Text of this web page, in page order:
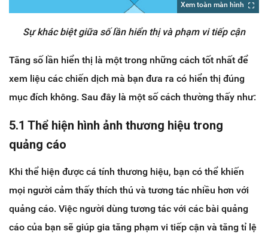
Xem toàn màn hình
Sự khác biệt giữa số lần hiển thị và phạm vi tiếp cận
Tăng số lần hiển thị là một trong những cách tốt nhất để
xem liệu các chiến dịch mà bạn đưa ra có hiển thị đúng
mục đích không. Sau đây là một số cách thường thấy như:
5.1 Thể hiện hình ảnh thương hiệu trong
quảng cáo
Khi thể hiện được cá tính thương hiệu, bạn có thể khiến
mọi người cảm thấy thích thú và tương tác nhiều hơn với
quảng cáo. Việc người dùng tương tác với các bài quảng
cáo của bạn sẽ giúp gia tăng phạm vi tiếp cận và tăng tỉ lệ